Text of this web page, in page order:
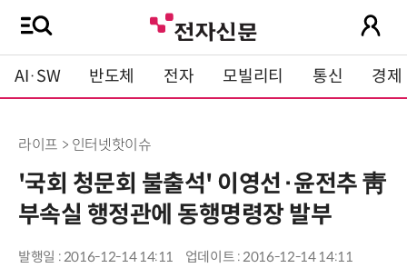
AI·SW 반도체 전자 모빌리티 통신 경제
라이프 > 인터넷핫이슈
'국회 청문회 불출석' 이영선·윤전추 靑
부속실 행정관에 동행명령장 발부
발행일 : 2016-12-14 14:11 업데이트 : 2016-12-14 14:11